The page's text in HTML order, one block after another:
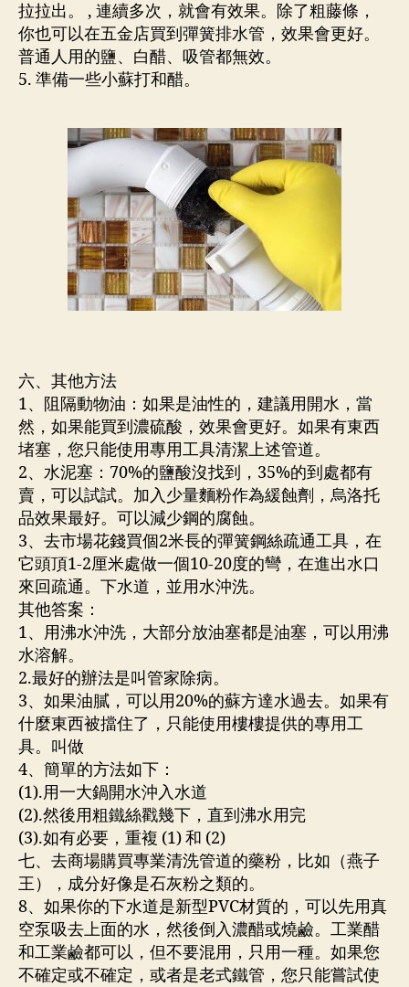
拉拉出。 , 連續多次，就會有效果。除了粗藤條，
你也可以在五金店買到彈簧排水管，效果會更好。
普通人用的鹽、白醋、吸管都無效。
5. 準備一些小蘇打和醋。
六、其他方法
1、阻隔動物油：如果是油性的，建議用開水，當
然，如果能買到濃硫酸，效果會更好。如果有東西
堵塞，您只能使用專用工具清潔上述管道。
2、水泥塞：70%的鹽酸沒找到，35%的到處都有
賣，可以試試。加入少量麵粉作為緩蝕劑，烏洛托
品效果最好。可以減少鋼的腐蝕。
3、去市場花錢買個2米長的彈簧鋼絲疏通工具，在
它頭頂1-2厘米處做一個10-20度的彎，在進出水口
來回疏通。下水道，並用水沖洗。
其他答案：
1、用沸水沖洗，大部分放油塞都是油塞，可以用沸
水溶解。
2.最好的辦法是叫管家除病。
3、如果油膩，可以用20%的蘇方達水過去。如果有
什麼東西被擋住了，只能使用樓樓提供的專用工
具。叫做
4、簡單的方法如下：
(1).用一大鍋開水沖入水道
(2).然後用粗鐵絲戳幾下，直到沸水用完
(3).如有必要，重複 (1) 和 (2)
七、去商場購買專業清洗管道的藥粉，比如（燕子
王），成分好像是石灰粉之類的。
8、如果你的下水道是新型PVC材質的，可以先用真
空泵吸去上面的水，然後倒入濃醋或燒鹼。工業醋
和工業鹼都可以，但不要混用，只用一種。如果您
不確定或不確定，或者是老式鐵管，您只能嘗試使